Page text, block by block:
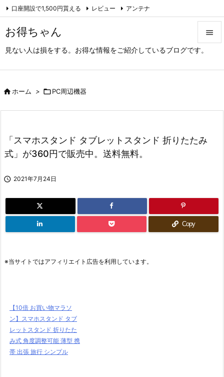
お得ちゃん
見ない人は損をする。お得な情報をご紹介しているブログです。

次へ
口座開設で1,500円貰える レビュー アンテナ
アーカイブ（旧サイト）
ホーム > PC周辺機器
「スマホスタンド タブレットスタンド 折りたたみ
式」が360円で販売中。送料無料。
 2021年7月24日
Copy
※当サイトではアフィリエイト広告を利用しています。
【10倍 お買い物マラソ
ン】スマホスタンド タブ
レットスタンド 折りたた
み式 角度調整可能 薄型 携
帯 出張 旅行 シンプル